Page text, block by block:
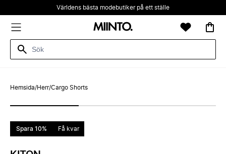
Världens bästa modebutiker på ett ställe
Hemsida/Herr/Cargo Shorts
Spara 10% Få kvar